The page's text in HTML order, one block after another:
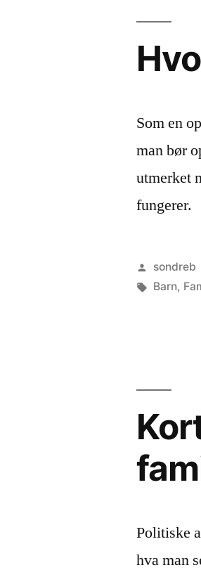
Som en
man bør
utmerket
fungerer.
Publisert
av
sondreb
Stikkord:
Barn,
Politiske
hva man